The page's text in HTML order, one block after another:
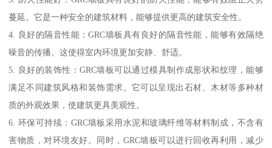
蔓延。它是一种安全的建筑材料，能够提供更高的建筑安全性。
4. 良好的隔音性能：GRC墙板具有良好的隔音性能，能够有效隔绝
噪音的传播。这使得室内环境更加安静、舒适。
5. 良好的装饰性：GRC墙板可以通过模具制作成形状和纹理，能够
满足不同建筑风格和装饰需求。它可以呈现出石材、木材等多种材
质的外观效果，使建筑更具美观性。
6. 环保可持续：GRC墙板采用水泥和玻璃纤维等材料制成，不含有
害物质，对环境友好。同时，GRC墙板可以进行回收再利用，减少